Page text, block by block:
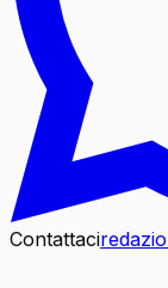
Contattaci